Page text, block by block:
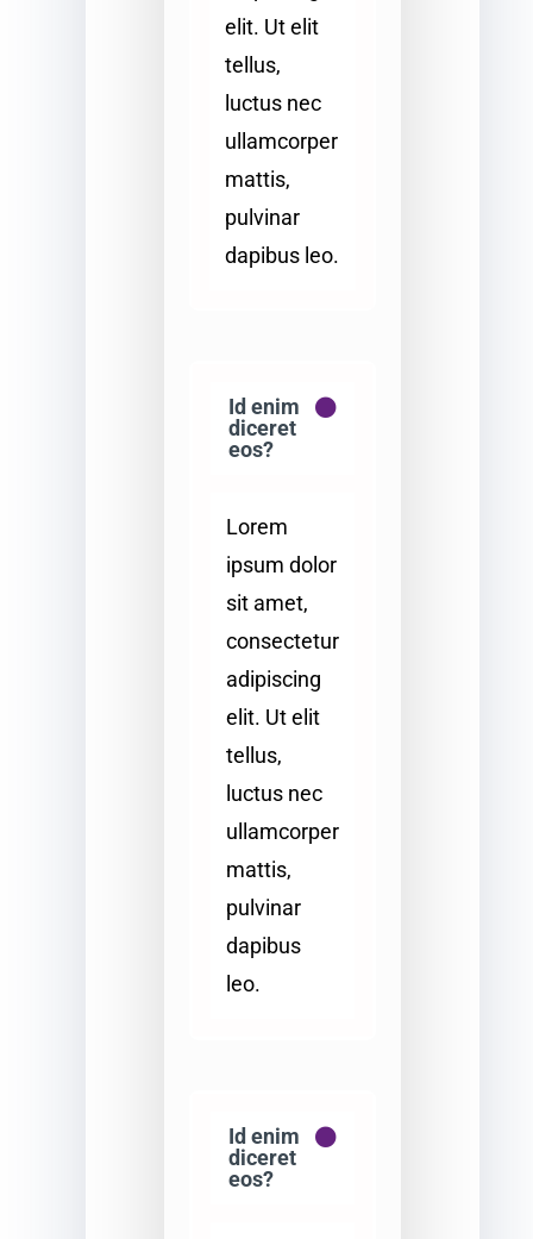
elit. Ut elit
tellus,
luctus nec
ullamcorper
mattis,
pulvinar
dapibus leo.
Id enim
diceret
eos?
Lorem
ipsum dolor
sit amet,
consectetur
adipiscing
elit. Ut elit
tellus,
luctus nec
ullamcorper
mattis,
pulvinar
dapibus
leo.
Id enim
diceret
eos?